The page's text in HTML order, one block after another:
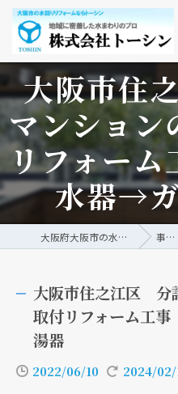
大阪市住
マンション
リフォー
水器→
大阪府大阪市の水回りリフォームなら株式会社トーシン 事例/ブログ
大阪市住之江区 分
取付リフォーム工
湯器
2022/06/10 2024/02/